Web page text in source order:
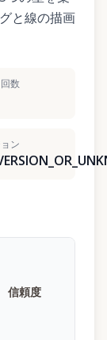
と線の描画
数
ン
信頼度